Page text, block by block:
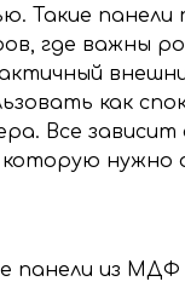
Такие панели
где важны
как
Все
нужно
панели из